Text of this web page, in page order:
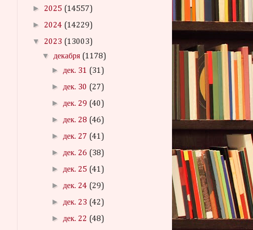
► 2025 (14557)
► 2024 (14229)
▼ 2023 (13003)
▼ декабря (1178)
► дек. 31 (31)
► дек. 30 (27)
► дек. 29 (40)
► дек. 28 (46)
► дек. 27 (41)
► дек. 26 (38)
► дек. 25 (41)
► дек. 24 (29)
► дек. 23 (42)
► дек. 22 (48)